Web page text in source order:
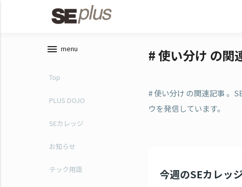
menu menu
Top
PLUS DOJO
SEカレッジ
お知らせ
テック用語
# 使い分け の関
# 使い分け の関連記事 。
ウを発信しています。
今週のSEカレッ